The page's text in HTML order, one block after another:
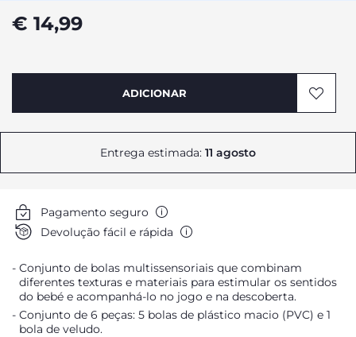
€ 14,99
ADICIONAR
Entrega estimada: 11 agosto
Pagamento seguro
Devolução fácil e rápida
Conjunto de bolas multissensoriais que combinam
diferentes texturas e materiais para estimular os sentidos
do bebé e acompanhá-lo no jogo e na descoberta.
Conjunto de 6 peças: 5 bolas de plástico macio (PVC) e 1
bola de veludo.